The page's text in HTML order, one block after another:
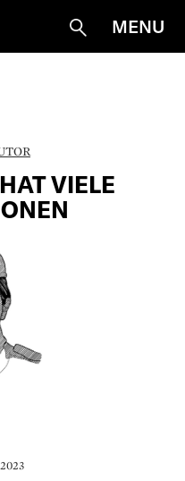
Suche
MENU
VIELE